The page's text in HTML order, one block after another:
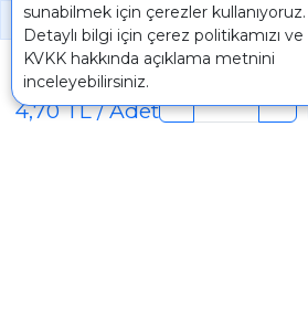
sunabilmek için çerezler kullanıyoruz.
Detaylı bilgi için çerez politikamızı ve
KVKK hakkında açıklama metnini
inceleyebilirsiniz.
1000 ₺ Üstünde Bu Üründe
46,98 TL
Paket Fiyatı
4,70 TL / Adet
Paket